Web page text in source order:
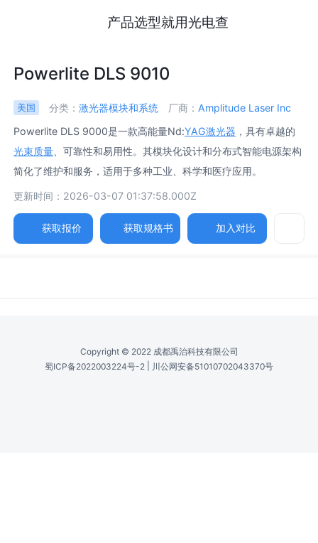
产品选型就用光电查
Powerlite DLS 9010
美国 分类： 激光器模块和系统 厂商： Amplitude Laser Inc
Powerlite DLS 9000是一款高能量Nd:YAG激光器 ，具有卓越的
光束质量 、可靠性和易用性。其模块化设计和分布式智能电源架构
简化了维护和服务，适用于多种工业、科学和医疗应用。
更新时间：2026-03-07 01:37:58.000Z
获取报价 获取规格书 加入对比
Copyright © 2022 成都禹治科技有限公司
蜀ICP备2022003224号-2
川公网安备51010702043370号